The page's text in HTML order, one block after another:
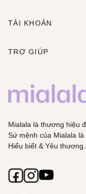
TÀI KHOẢN
TRỢ GIÚP
Mialala là thương hiệu
Sứ mệnh của Mialala
Hiểu biết & Yêu thương.